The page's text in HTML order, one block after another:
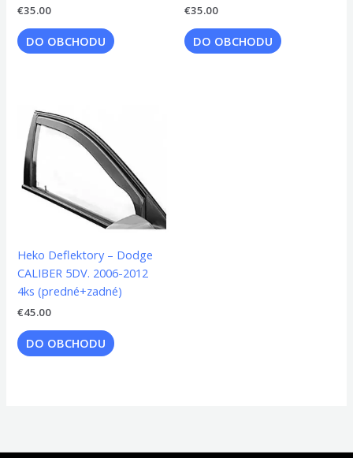
€35.00
DO OBCHODU
€35.00
DO OBCHODU
Heko Deflektory – Dodge
CALIBER 5DV. 2006-2012
4ks (predné+zadné)
€45.00
DO OBCHODU